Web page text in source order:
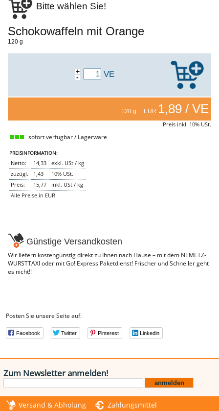
NEMETZ-DOGS
Hundefutter
nass
trocken
Belcando
Barf-Zusätze
Bitte wählen Sie!
Schokowaffeln mit Orange
120 g
+
- VE
120 g EUR 1,89 / VE
Preis inkl. 10% USt.
sofort verfügbar / Lagerware
PREISINFORMATION:
Netto: 14,33
exkl. USt / kg
zuzügl.
1,43
10% USt.
Preis:
15,77
inkl. USt / kg
Alle Preise in EUR
Günstige Versandkosten
Wir liefern kostengünstig direkt zu Ihnen nach Hause – mit dem NEMETZ-
WURSTTAXI oder mit Go! Express Paketdienst! Frischer und Schneller geht
es nicht!!
Posten Sie unsere Seite auf:
Facebook Twitter Pinterest Linkedin
Zum Newsletter anmelden!
Versand & Abholung
Zahlungsmittel